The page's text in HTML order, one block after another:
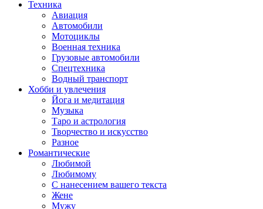
Техника
Авиация
Автомобили
Мотоциклы
Военная техника
Грузовые автомобили
Спецтехника
Водный транспорт
Хобби и увлечения
Йога и медитация
Музыка
Таро и астрология
Творчество и искусство
Разное
Романтические
Любимой
Любимому
С нанесением вашего текста
Жене
Мужу